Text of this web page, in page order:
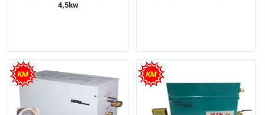
4,5kw
Máy xông hơi
Máy xông hơi ướt
Máy xông hơi Máy xông hơi ướt